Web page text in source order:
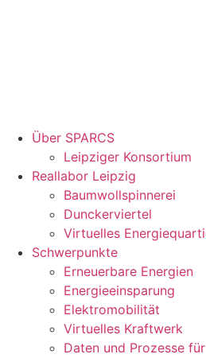
Über SPARCS
Leipziger Konsortium
Reallabor Leipzig
Baumwollspinnerei
Dunckerviertel
Virtuelles
Schwerpunkte
Erneuerbare Energien
Energieeinsparung
Elektromobilität
Virtuelles Kraftwerk
Daten und Prozesse